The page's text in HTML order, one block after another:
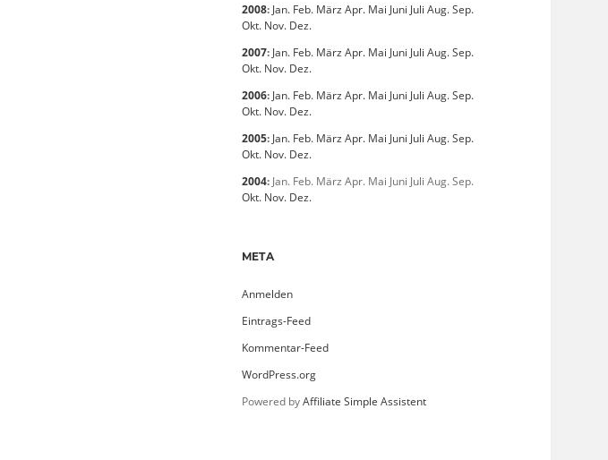
2008: Jan. Feb. März Apr. Mai Juni Juli Aug.Sep.
Okt. Nov. Dez.
2007: Jan. Feb. März Apr. Mai Juni Juli Aug.Sep.
Okt. Nov. Dez.
2006: Jan. Feb. März Apr. Mai Juni Juli Aug.Sep.
Okt. Nov. Dez.
2005: Jan. Feb. März Apr. Mai Juni Juli Aug.Sep.
Okt. Nov. Dez.
2004: Jan. Feb. März Apr. Mai Juni Juli Aug.Sep.
Okt. Nov. Dez.
META
Anmelden
Eintrags-Feed
Kommentar-Feed
WordPress.org
Powered byAffiliate Simple Assistent